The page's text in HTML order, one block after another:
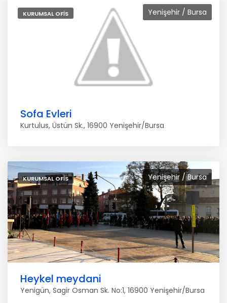
Yenişehir / Bursa
KURUMSAL OFIS
Sofa Evleri
Kurtulus, Üstün Sk., 16900 Yenişehir/Bursa
Yenişehir / Bursa
KURUMSAL OFIS
Heykel meydani
Yenigün, Sagir Osman Sk. No:1, 16900 Yenişehir/Bursa